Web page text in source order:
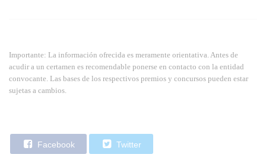
Importante: La información ofrecida es meramente orientativa. Antes de
acudir a un certamen es recomendable ponerse en contacto con la entidad
convocante. Las bases de los respectivos premios y concursos pueden estar
sujetas a cambios.
Facebook Twitter